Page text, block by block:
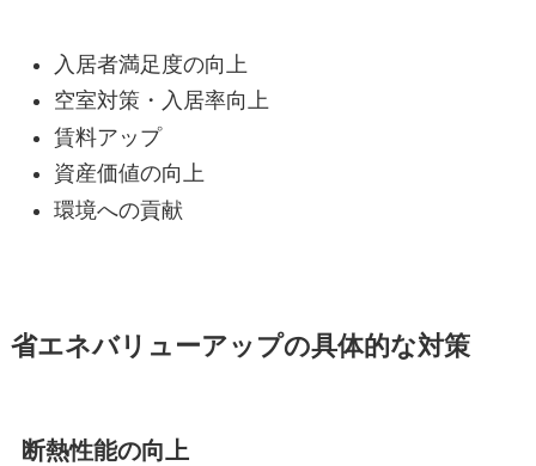
入居者満足度の向上
空室対策・入居率向上
賃料アップ
資産価値の向上
環境への貢献
省エネバリューアップの具体的な対策
断熱性能の向上